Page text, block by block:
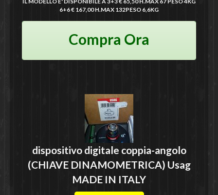
6+6 € 167,00 H.MAX 132PESO 6,6KG
Compra Ora
dispositivo digitale coppia-angolo
(CHIAVE DINAMOMETRICA) Usag
MADE IN ITALY